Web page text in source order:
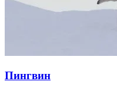
Пингвин